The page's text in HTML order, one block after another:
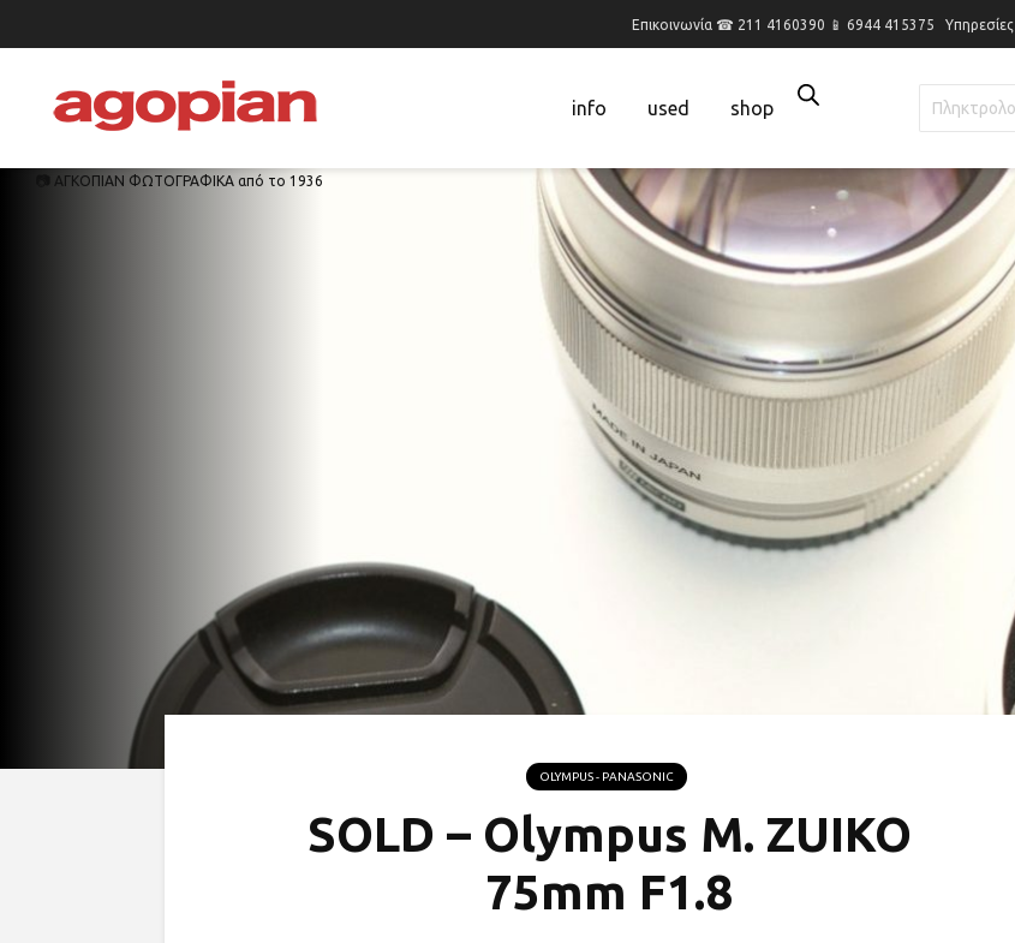
Επικοινωνία ☎ 211 4160390 📱 6944 415375 Υπηρεσίες
📷 ΑΓΚΟΠΙΑΝ ΦΩΤΟΓΡΑΦΙΚΑ από το 1936
info used shop
OLYMPUS - PANASONIC
SOLD – Olympus M. ZUIKO
75mm F1.8